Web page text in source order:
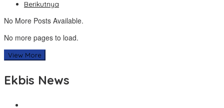
Berikutnya
No More Posts Available.
No more pages to load.
View More
Ekbis News